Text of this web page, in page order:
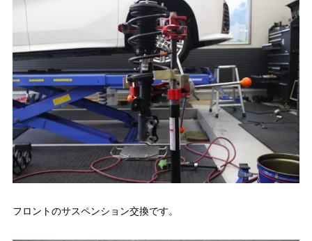
フロントのサスペンション交換です。